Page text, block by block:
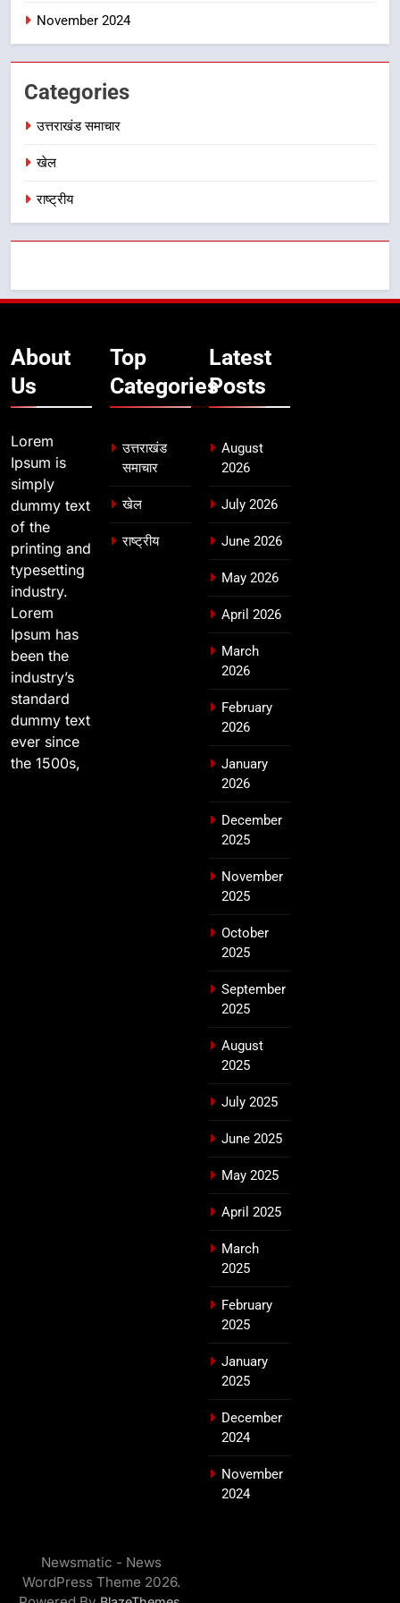
November 2024
Categories
उत्तराखंड समाचार
खेल
राष्ट्रीय
About
Us
Lorem
Ipsum is
simply
dummy text
of the
printing and
typesetting
industry.
Lorem
Ipsum has
been the
industry’s
standard
dummy text
ever since
the 1500s,
Top
Categories
उत्तराखंड
समाचार
खेल
राष्ट्रीय
Latest
Posts
August
2026
July 2026
June 2026
May 2026
April 2026
March
2026
February
2026
January
2026
December
2025
November
2025
October
2025
September
2025
August
2025
July 2025
June 2025
May 2025
April 2025
March
2025
February
2025
January
2025
December
2024
November
2024
Newsmatic - News
WordPress Theme 2026.